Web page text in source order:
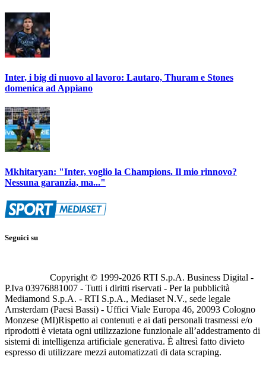
Inter, i big di nuovo al lavoro: Lautaro, Thuram e Stones
domenica ad Appiano
Mkhitaryan: "Inter, voglio la Champions. Il mio rinnovo?
Nessuna garanzia, ma..."
Seguici su
Copyright © 1999-2026 RTI S.p.A. Business Digital -
P.Iva 03976881007 - Tutti i diritti riservati - Per la pubblicità
Mediamond S.p.A. - RTI S.p.A., Mediaset N.V., sede legale
Amsterdam (Paesi Bassi) - Uffici Viale Europa 46, 20093 Cologno
Monzese (MI)Rispetto ai contenuti e ai dati personali trasmessi e/o
riprodotti è vietata ogni utilizzazione funzionale all’addestramento di
sistemi di intelligenza artificiale generativa. È altresì fatto divieto
espresso di utilizzare mezzi automatizzati di data scraping.